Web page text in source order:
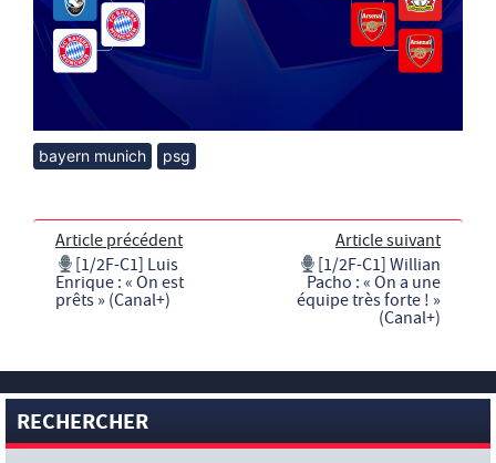
bayern munich psg
Article précédent
[1/2F-C1] Luis
Enrique : « On est
prêts » (Canal+)
Article suivant
[1/2F-C1] Willian
Pacho : « On a une
équipe très forte ! »
(Canal+)
RECHERCHER